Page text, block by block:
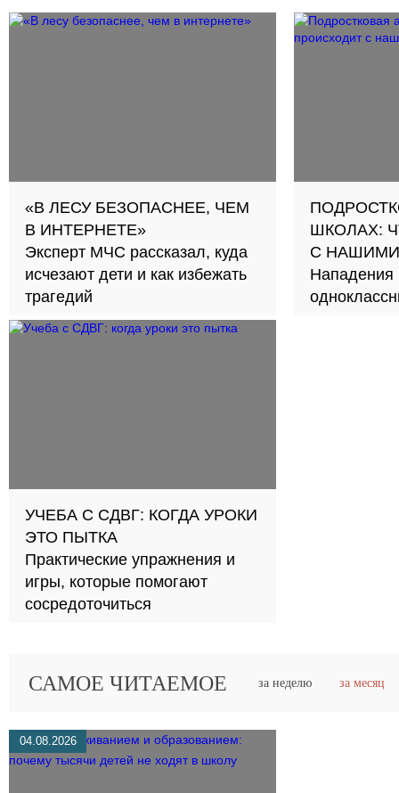
«В ЛЕСУ БЕЗОПАСНЕЕ, ЧЕМ
В ИНТЕРНЕТЕ»
Эксперт МЧС рассказал, куда
исчезают дети и как избежать
трагедий
ШКОЛАХ:
С
Нападения
УЧЕБА С СДВГ: КОГДА УРОКИ
ЭТО ПЫТКА
Практические упражнения и
игры, которые помогают
сосредоточиться
САМОЕ ЧИТАЕМОЕ за неделю за месяц
04.08.2026